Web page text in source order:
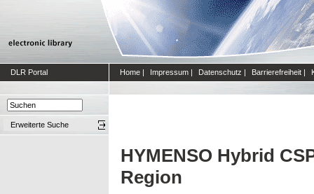
DLR Portal Home | Impressum | Datenschutz | Barrierefreiheit |
Erweiterte Suche
HYMENSO Hybrid
Region